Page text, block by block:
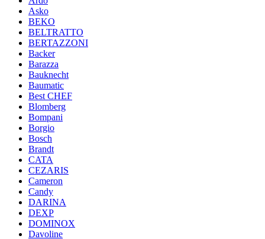
Asko
BEKO
BELTRATTO
BERTAZZONI
Backer
Barazza
Bauknecht
Baumatic
Best CHEF
Blomberg
Bompani
Borgio
Bosch
Brandt
CATA
CEZARIS
Cameron
Candy
DARINA
DEXP
DOMINOX
Davoline